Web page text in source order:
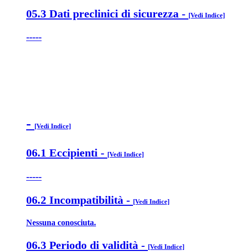
05.3 Dati preclinici di sicurezza - [Vedi Indice]
-----
- [Vedi Indice]
06.1 Eccipienti - [Vedi Indice]
-----
06.2 Incompatibilità - [Vedi Indice]
Nessuna conosciuta.
06.3 Periodo di validità - [Vedi Indice]